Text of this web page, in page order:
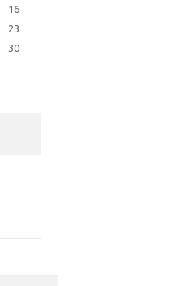
16
23
30